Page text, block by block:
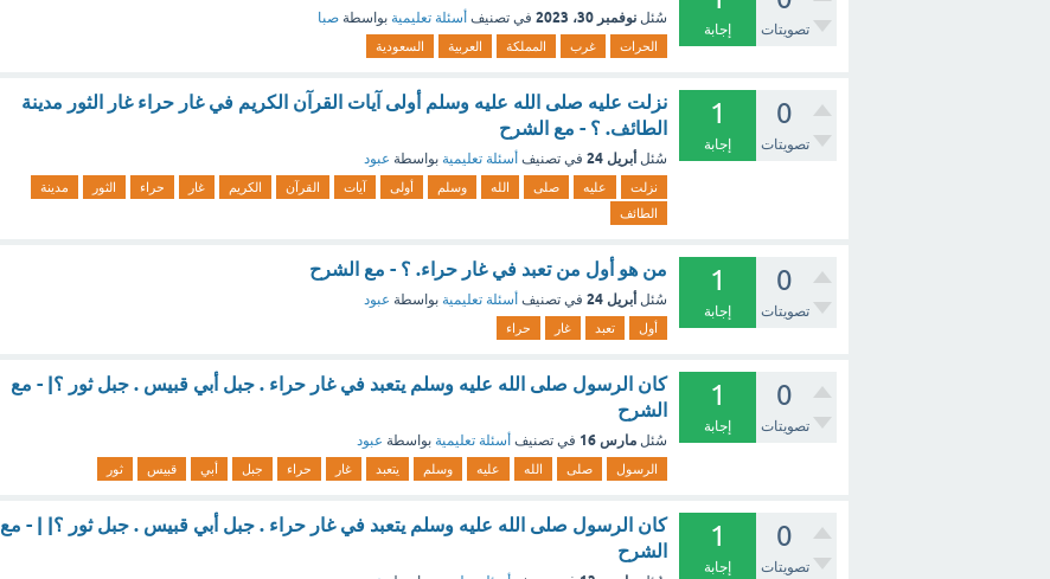
تصويتات إجابة
سُئل نوفمبر 30، 2023 في تصنيف أسئلة تعليمية بواسطة صبا
الحرات غرب المملكة العربية السعودية
0
تصويتات
1
إجابة
نزلت عليه صلى الله عليه وسلم أولى آيات القرآن الكريم في غار حراء غار الثور مدينة
الطائف. ؟ - مع الشرح
سُئل أبريل 24 في تصنيف أسئلة تعليمية بواسطة عبود
نزلت عليه صلى الله وسلم أولى آيات القرآن الكريم غار حراء الثور
مدينة
الطائف
0
تصويتات
1
إجابة
من هو أول من تعبد في غار حراء. ؟ - مع الشرح
سُئل أبريل 24 في تصنيف أسئلة تعليمية بواسطة عبود
أول تعبد غار حراء
0
تصويتات
1
إجابة
كان الرسول صلى الله عليه وسلم يتعبد في غار حراء . جبل أبي قبيس . جبل ثور ؟| - مع
الشرح
سُئل مارس 16 في تصنيف أسئلة تعليمية بواسطة عبود
الرسول صلى الله عليه وسلم يتعبد غار حراء جبل أبي قبيس ثور
0
تصويتات
1
إجابة
كان الرسول صلى الله عليه وسلم يتعبد في غار حراء . جبل أبي قبيس . جبل ثور ؟| | - مع
الشرح